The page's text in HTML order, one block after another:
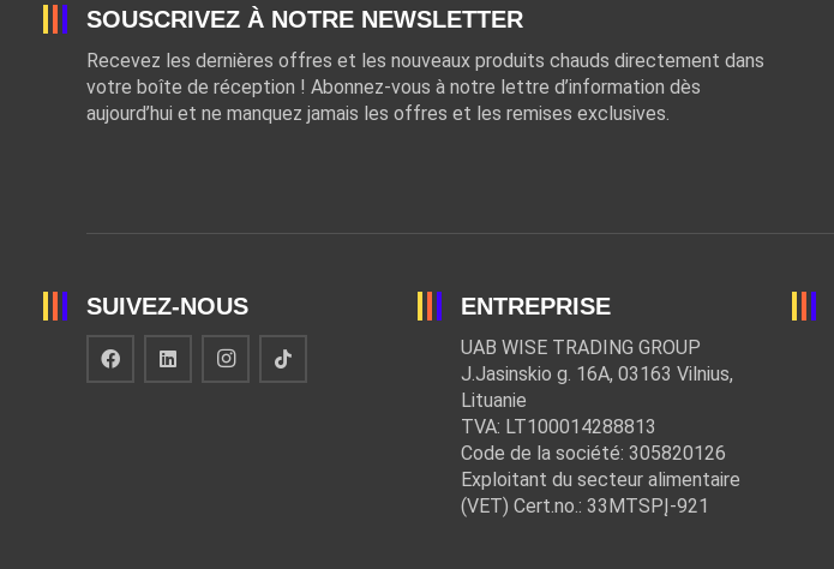
SOUSCRIVEZ À NOTRE NEWSLETTER
Recevez les dernières offres et les nouveaux produits chauds directement dans
votre boîte de réception ! Abonnez-vous à notre lettre d’information dès
aujourd’hui et ne manquez jamais les offres et les remises exclusives.
SUIVEZ-NOUS ENTREPRISE
UAB WISE TRADING GROUP
J.Jasinskio g. 16A, 03163 Vilnius,
Lituanie
TVA: LT100014288813
Code de la société: 305820126
Exploitant du secteur alimentaire
(VET) Cert.no.: 33MTSPĮ-921